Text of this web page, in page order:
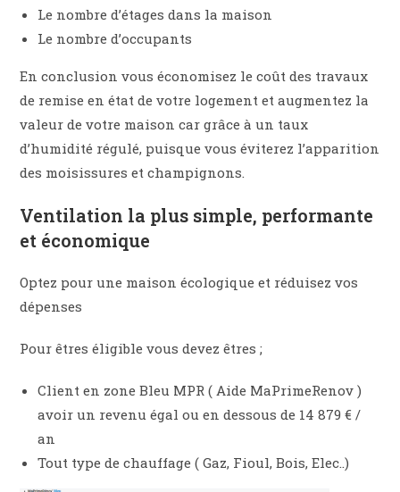
Le nombre d’étages dans la maison
Le nombre d’occupants
En conclusion vous économisez le coût des travaux
de remise en état de votre logement et augmentez la
valeur de votre maison car grâce à un taux
d’humidité régulé, puisque vous éviterez l’apparition
des moisissures et champignons.
Ventilation la plus simple, performante
et économique
Optez pour une maison écologique et réduisez vos
dépenses
Pour êtres éligible vous devez êtres ;
Client en zone Bleu MPR ( Aide MaPrimeRenov )
avoir un revenu égal ou en dessous de 14 879 € /
an
Tout type de chauffage ( Gaz, Fioul, Bois, Elec..)